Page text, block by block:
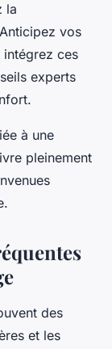
la
vos
ces
experts
à une
pleinement
des
et les